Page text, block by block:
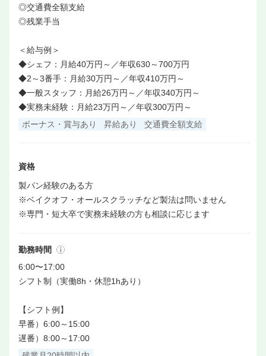
◎交通費全額支給
◎残業手当
＜給与例＞
◆シェフ：月給40万円～／年収630～700万円
◆2～3番手：月給30万円～／年収410万円～
◆一般スタッフ：月給26万円～／年収340万円～
◆実務未経験：月給23万円～／年収300万円～
ボーナス・賞与あり
昇給あり 交通費全額支給
資格
製パン経験のある方
※ベイクオフ・オールスクラッチなど製法は問いません
※専門・短大卒で実務未経験の方も相談に応じます
勤務時間
6:00〜17:00
シフト制（実働8h・休憩1hあり）
【シフト例】
早番）6:00～15:00
遅番）8:00～17:00